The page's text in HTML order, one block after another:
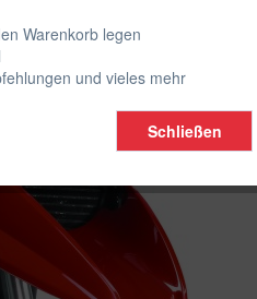
Warenkorb legen
und vieles mehr
Schließen